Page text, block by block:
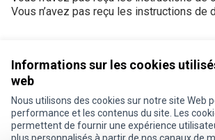
Informations sur les cookies
web
Nous utilisons des cookies sur notre site Web
performance et les contenus du site. Les
permettent de fournir une expérience
Vous n’avez pas reçu les instructions de
Conditions d'utilisation
Paramètres des cookies
Je participe ! sur X
Je participe ! sur Facebook
Je participe ! sur Instagram